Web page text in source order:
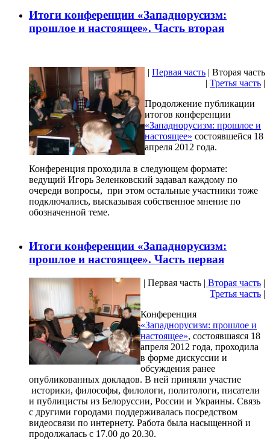
Итоги конференции «Западнорусизм:
прошлое и настоящее». Часть вторая
| Первая часть | Вторая часть
| Третья часть |
Продолжение публикации
итогов конференции
«Западнорусизм: прошлое и
настоящее» состоявшейся 18
апреля 2012 года.
Конференция проходила в следующем формате:
ведущий Игорь Зеленковский задавал каждому по
очереди вопросы, при этом остальные участники тоже
подключались, высказывая собственное мнение по
обозначенной теме.
Итоги конференции «Западнорусизм:
прошлое и настоящее». Часть первая
| Первая часть | Вторая часть |
Третья часть |
Конференция
«Западнорусизм: прошлое и
настоящее», состоявшаяся 18
апреля 2012 года, проходила
в форме дискуссии и
обсуждения ранее
опубликованных докладов. В ней приняли участие
историки, философы, филологи, политологи, писатели
и публицисты из Белоруссии, России и Украины. Связь
с другими городами поддерживалась посредством
видеосвязи по интернету. Работа была насыщенной и
продолжалась с 17.00 до 20.30.